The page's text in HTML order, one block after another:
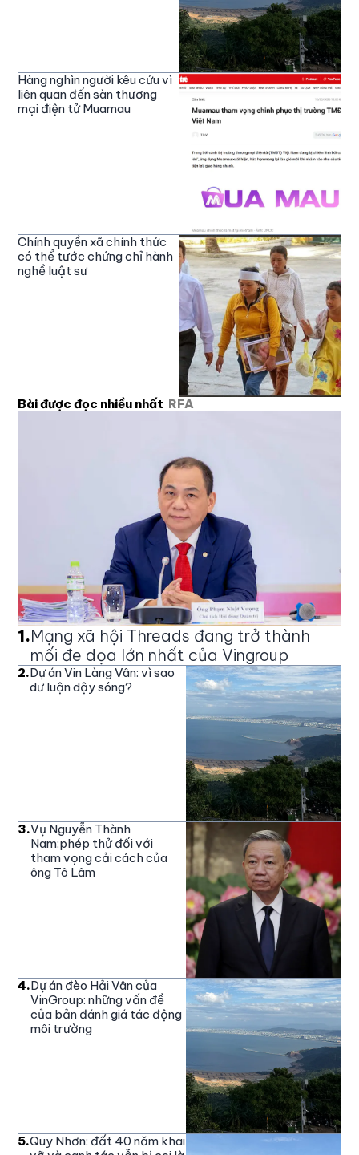
Hàng nghìn người kêu cứu vì
liên quan đến sàn thương
mại điện tử Muamau
Chính quyền xã chính thức
có thể tước chứng chỉ hành
nghề luật sư
Bài được đọc nhiều nhất RFA
1.Mạng xã hội Threads đang trở thành
mối đe dọa lớn nhất của Vingroup
2.Dự án Vin Làng Vân: vì sao
dư luận dậy sóng?
3.Vụ Nguyễn Thành
Nam:phép thử đối với
tham vọng cải cách của
ông Tô Lâm
4.Dự án đèo Hải Vân của
VinGroup: những vấn đề
của bản đánh giá tác động
môi trường
5.Quy Nhơn: đất 40 năm khai